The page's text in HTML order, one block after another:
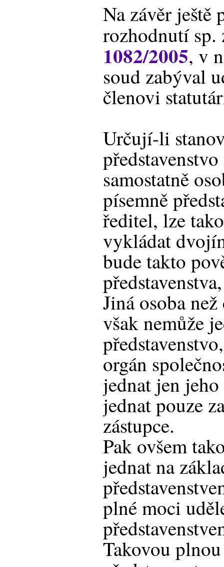
Na závěr ještě
rozhodnutí
1082/2005, v
soud zabýval
členovi
Určují-li
samostatně
písemně
ředitel, lze
vykládat
bude takto
Jiná osoba
však nemůže
orgán
jednat jen
jednat pouze
zástupce.
Pak ovšem
jednat na
plné moci
Takovou